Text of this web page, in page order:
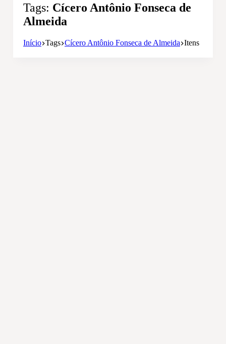
Tags Cícero Antônio Fonseca de
Almeida
Início Tags Cícero Antônio Fonseca de Almeida Itens